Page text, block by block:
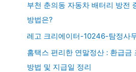
부천 춘의동 자동차 배터리 방전
방법은?
레고 크리에이터-10246-탐정사
홈택스 편리한 연말정산 : 환급금
방법 및 지급일 정리